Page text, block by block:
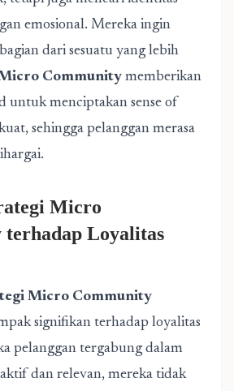
emosional. Mereka ingin
dari sesuatu yang lebih
Community memberikan
untuk menciptakan sense of
sehingga pelanggan merasa
Micro
terhadap Loyalitas
Micro Community
signifikan terhadap loyalitas
pelanggan tergabung dalam
dan relevan, mereka tidak